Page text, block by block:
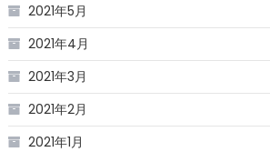
2021年5月
2021年4月
2021年3月
2021年2月
2021年1月